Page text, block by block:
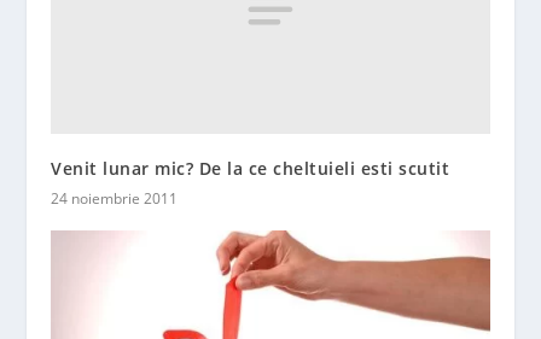
Venit lunar mic? De la ce cheltuieli esti scutit
24 noiembrie 2011